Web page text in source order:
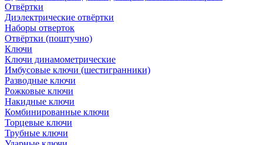
Отвёртки
Диэлектрические отвёртки
Наборы отверток
Отвёртки (поштучно)
Ключи
Ключи динамометрические
Имбусовые ключи (шестигранники)
Разводные ключи
Рожковые ключи
Накидные ключи
Комбинированные ключи
Торцевые ключи
Трубные ключи